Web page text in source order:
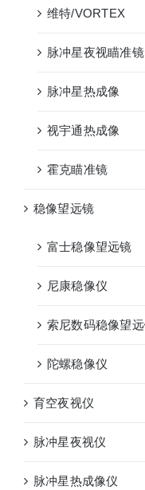
维特/VORTEX
脉冲星夜视瞄准镜
脉冲星热成像
视宇通热成像
霍克瞄准镜
稳像望远镜
富士稳像望远镜
尼康稳像仪
索尼数码稳像望
陀螺稳像仪
育空夜视仪
脉冲星夜视仪
脉冲星热成像仪